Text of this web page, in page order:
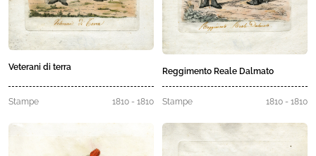
Veterani di terra
Stampe 1810 - 1810
Reggimento Reale Dalmato
Stampe 1810 - 1810